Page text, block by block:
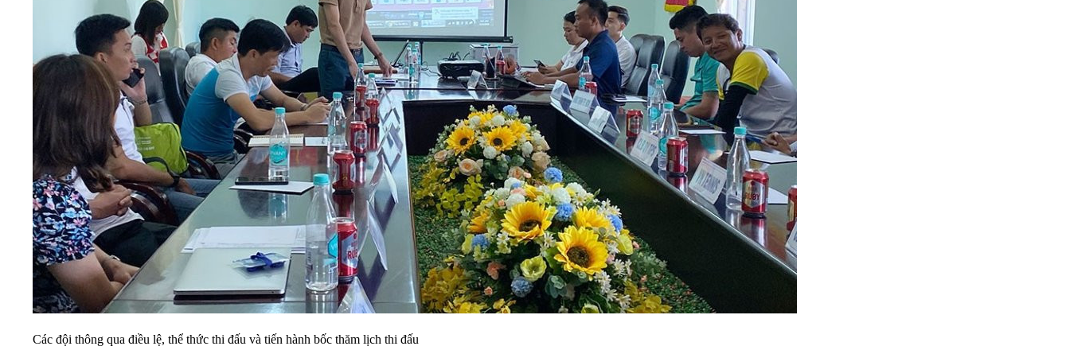
Các đội thông qua điều lệ, thể thức thi đấu và tiến hành bốc thăm lịch thi đấu